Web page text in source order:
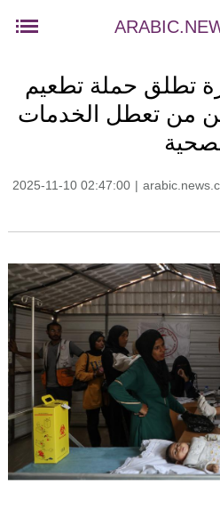
تطلق حملة تطعيم
من تعطل الخدمات
2025-11-10 02:47:00 |